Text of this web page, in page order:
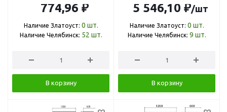
774,96 ₽
Наличие Златоуст: 0 шт.
Наличие Челябинск: 52 шт.
В корзину
5 546,10 ₽/шт
Наличие Златоуст: 0 шт.
Наличие Челябинск: 9 шт.
В корзину